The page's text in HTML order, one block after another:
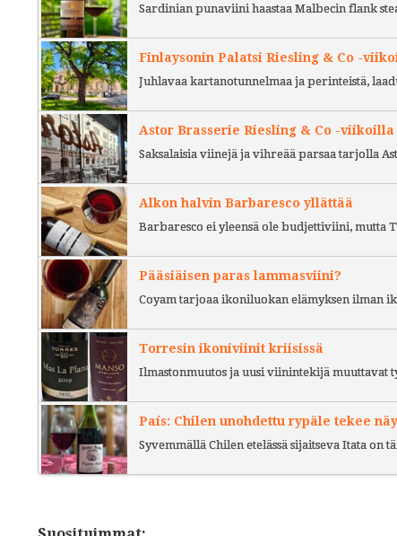
Sardinian punaviini haastaa Malbecin flank
Finlaysonin Palatsi Riesling & Co -
Juhlavaa kartanotunnelmaa ja perinteistä,
Astor Brasserie Riesling & Co -viikoilla
Saksalaisia viinejä ja vihreää parsaa tarjolla
Alkon halvin Barbaresco yllättää
Barbaresco ei yleensä ole budjettiviini, mutta
Pääsiäisen paras lammasviini?
Coyam tarjoaa ikoniluokan elämyksen ilman
Torresin ikoniviinit kriisissä
Ilmastonmuutos ja uusi viinintekijä muuttavat
País: Chilen unohdettu rypäle tekee
Syvemmällä Chilen etelässä sijaitseva Itata